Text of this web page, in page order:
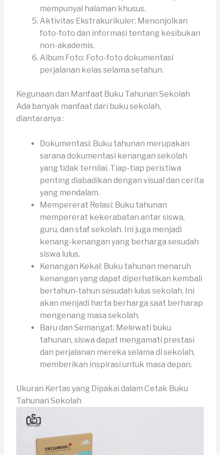
mempunyai halaman khusus.
Aktivitas Ekstrakurikuler: Menonjolkan
foto-foto dan informasi tentang kesibukan
non-akademis.
Album Foto: Foto-foto dokumentasi
perjalanan kelas selama setahun.
Kegunaan dan Manfaat Buku Tahunan Sekolah
Ada banyak manfaat dari buku sekolah,
diantaranya :
Dokumentasi: Buku tahunan merupakan
sarana dokumentasi kenangan sekolah
yang tidak ternilai. Tiap-tiap peristiwa
penting diabadikan dengan visual dan cerita
yang mendalam.
Mempererat Relasi: Buku tahunan
mempererat kekerabatan antar siswa,
guru, dan staf sekolah. Ini juga menjadi
kenang-kenangan yang berharga sesudah
siswa lulus.
Kenangan Kekal: Buku tahunan menaruh
kenangan yang dapat diperhatikan kembali
bertahun-tahun sesudah lulus sekolah. Ini
akan menjadi harta berharga saat berharap
mengenang masa sekolah.
Baru dan Semangat: Melewati buku
tahunan, siswa dapat mengamati prestasi
dan perjalanan mereka selama di sekolah,
memberikan inspirasi untuk masa depan.
Ukuran Kertas yang Dipakai dalam Cetak Buku
Tahunan Sekolah